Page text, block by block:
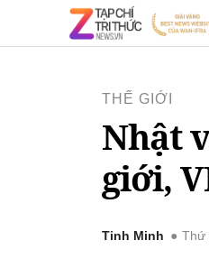
THẾ GIỚI
Nhật
giới,
Tinh Minh Thứ